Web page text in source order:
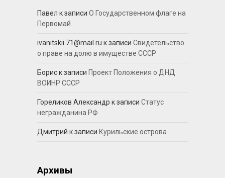
Павел к записи О Государственном флаге на
Первомай
ivanitskii.71@mail.ru к записи Свидетельство
о праве на долю в имуществе СССР
Бориск записи Проект Положения о ДНД
ВОИНР СССР
Гореликов Александр к записи Статус
негражданина РФ
Дмитрий к записи Курильские острова
Архивы